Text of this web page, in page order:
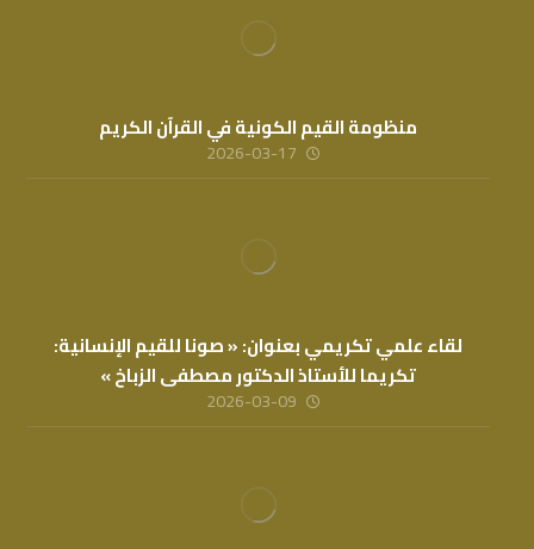
منظومة القيم الكونية في القرآن الكريم
2026-03-17
لقاء علمي تكريمي بعنوان: « صونا للقيم الإنسانية:
تكريما للأستاذ الدكتور مصطفى الزباخ »
2026-03-09